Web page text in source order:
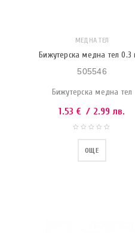
МЕДНА ТЕЛ
Бижутерска медна тел 0.3
505546
Бижутерска медна тел
1.53 € / 2.99 лв.
ОЩЕ